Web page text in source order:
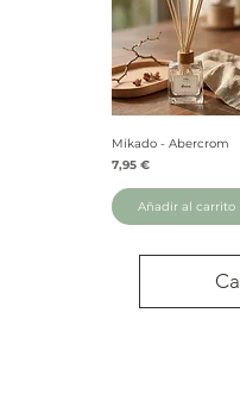
Mikado - Abercrom
Precio
7,95 €
Añadir al carrito